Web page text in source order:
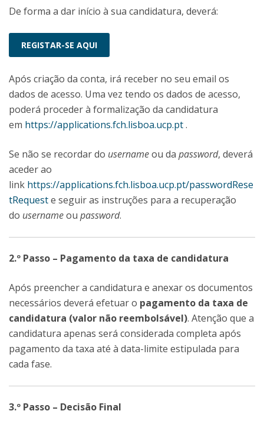
De forma a dar início à sua candidatura, deverá:
REGISTAR-SE AQUI
Após criação da conta, irá receber no seu email os
dados de acesso. Uma vez tendo os dados de acesso,
poderá proceder à formalização da candidatura
em https://applications.fch.lisboa.ucp.pt.
Se não se recordar do usernameou da password, deverá
aceder ao
link https://applications.fch.lisboa.ucp.pt/passwordRese
tRequeste seguir as instruções para a recuperação
do usernameou password.
2.º Passo – Pagamento da taxa de candidatura
Após preencher a candidatura e anexar os documentos
necessários deverá efetuar o pagamento da taxa de
candidatura (valor não reembolsável). Atenção que a
candidatura apenas será considerada completa após
pagamento da taxa até à data-limite estipulada para
cada fase.
3.º Passo – Decisão Final